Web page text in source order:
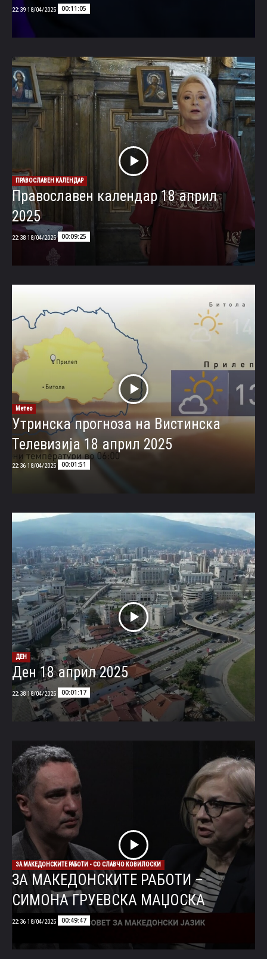
00:11:05
18/04/2025 22:39
ПРАВОСЛАВЕН КАЛЕНДАР
Православен календар 18 април
2025
00:09:25
18/04/2025 22:38
Метео
Утринска прогноза на Вистинска
Телевизија 18 април 2025
00:01:51
18/04/2025 22:36
ДЕН
Ден 18 април 2025
00:01:17
18/04/2025 22:38
ЗА МАКЕДОНСКИТЕ РАБОТИ - СО СЛАВЧО КОВИЛОСКИ
ЗА МАКЕДОНСКИТЕ РАБОТИ –
СИМОНА ГРУЕВСКА МАЏОСКА
00:49:47
18/04/2025 22:36